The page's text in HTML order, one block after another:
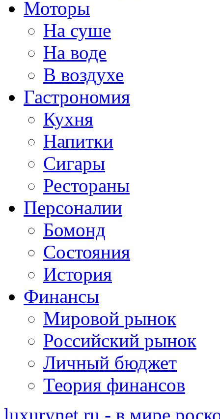
Моторы
На суше
На воде
В воздухе
Гастрономия
Кухня
Напитки
Сигары
Рестораны
Персоналии
Бомонд
Состояния
История
Финансы
Мировой рынок
Российский рынок
Личный бюджет
Теория финансов
luxurynet.ru - в мире